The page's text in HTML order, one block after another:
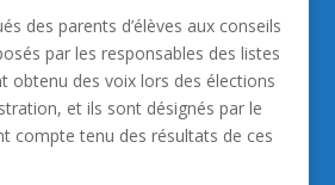
des parents d’élèves aux conseils
par les responsables des listes
obtenu des voix lors des élections
et ils sont désignés par le
compte tenu des résultats de ces